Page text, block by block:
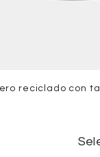
reciclado con